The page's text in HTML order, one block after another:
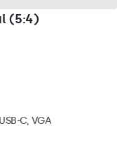
(5:4)
C, VGA